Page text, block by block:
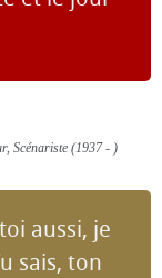
Scénariste (1937 - )
aussi, je
sais, ton